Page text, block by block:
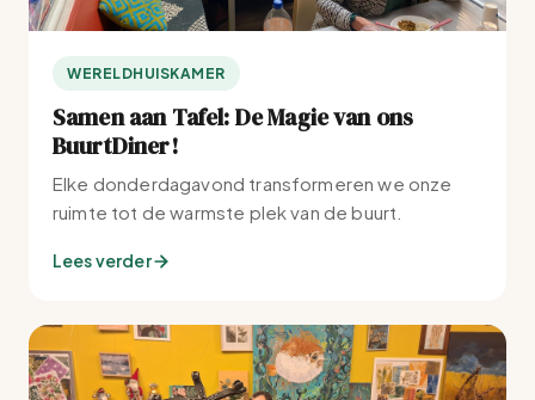
WERELDHUISKAMER
Samen aan Tafel: De Magie van ons
BuurtDiner!
Elke donderdagavond transformeren we onze
ruimte tot de warmste plek van de buurt.
Lees verder